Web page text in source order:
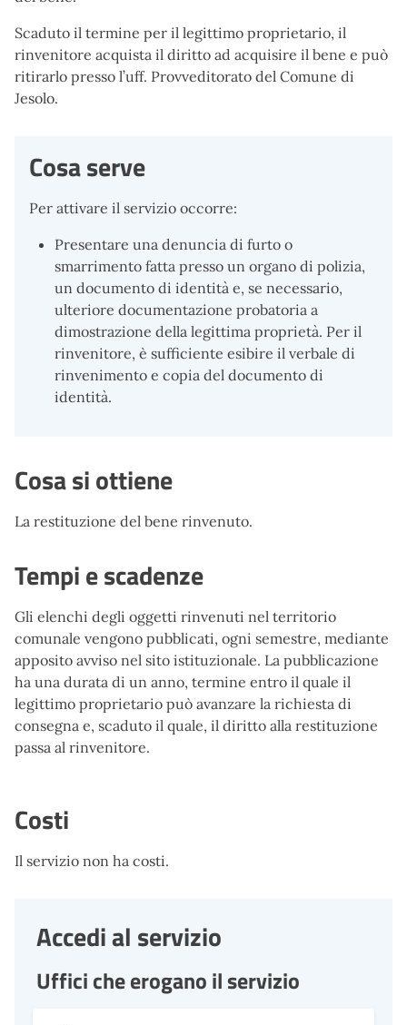
Scaduto il termine per il legittimo proprietario, il
rinvenitore acquista il diritto ad acquisire il bene e può
ritirarlo presso l’uff. Provveditorato del Comune di
Jesolo.
Cosa serve
Per attivare il servizio occorre:
Presentare una denuncia di furto o
smarrimento fatta presso un organo di polizia,
un documento di identità e, se necessario,
ulteriore documentazione probatoria a
dimostrazione della legittima proprietà. Per il
rinvenitore, è sufficiente esibire il verbale di
rinvenimento e copia del documento di
identità.
Cosa si ottiene
La restituzione del bene rinvenuto.
Tempi e scadenze
Gli elenchi degli oggetti rinvenuti nel territorio
comunale vengono pubblicati, ogni semestre, mediante
apposito avviso nel sito istituzionale. La pubblicazione
ha una durata di un anno, termine entro il quale il
legittimo proprietario può avanzare la richiesta di
consegna e, scaduto il quale, il diritto alla restituzione
passa al rinvenitore.
Costi
Il servizio non ha costi.
Accedi al servizio
Uffici che erogano il servizio